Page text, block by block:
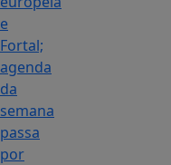
e
Fortal;
agenda
da
semana
passa
por